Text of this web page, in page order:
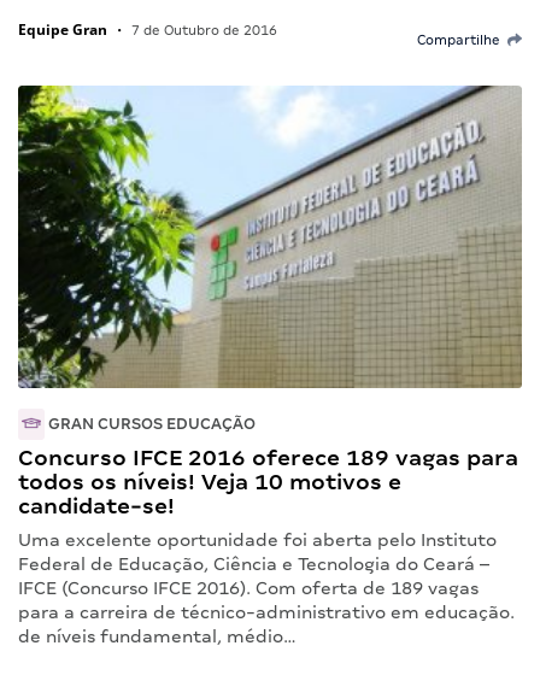
Equipe Gran • 7 de Outubro de 2016
Compartilhe
GRAN CURSOS EDUCAÇÃO
Concurso IFCE 2016 oferece 189 vagas para
todos os níveis! Veja 10 motivos e
candidate-se!
Uma excelente oportunidade foi aberta pelo Instituto
Federal de Educação, Ciência e Tecnologia do Ceará –
IFCE (Concurso IFCE 2016). Com oferta de 189 vagas
para a carreira de técnico-administrativo em educação.
de níveis fundamental, médio…